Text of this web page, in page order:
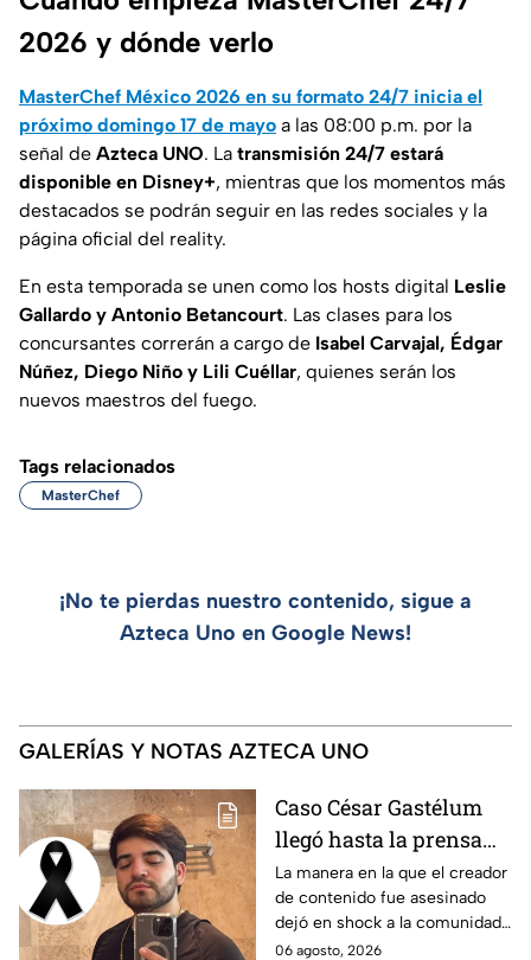
2026 y dónde verlo
MasterChef México 2026 en su formato 24/7 inicia el
próximo domingo 17 de mayo a las 08:00 p.m. por la
señal de Azteca UNO. La transmisión 24/7 estará
disponible en Disney+, mientras que los momentos más
destacados se podrán seguir en las redes sociales y la
página oficial del reality.
En esta temporada se unen como los hosts digital Leslie
Gallardo y Antonio Betancourt. Las clases para los
concursantes correrán a cargo de Isabel Carvajal, Édgar
Núñez, Diego Niño y Lili Cuéllar, quienes serán los
nuevos maestros del fuego.
Tags relacionados
MasterChef
¡No te pierdas nuestro contenido, sigue a
Azteca Uno en Google News!
GALERÍAS Y NOTAS AZTECA UNO
Caso César Gastélum
llegó hasta la prensa
extranjera: qué se dice
sobre el influencer en
otros países
La manera en la que el creador
de contenido fue asesinado
dejó en shock a la comunidad
de Internet, especialmente por
06 agosto, 2026